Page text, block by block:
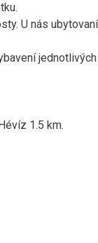
U nás
1.5 km.